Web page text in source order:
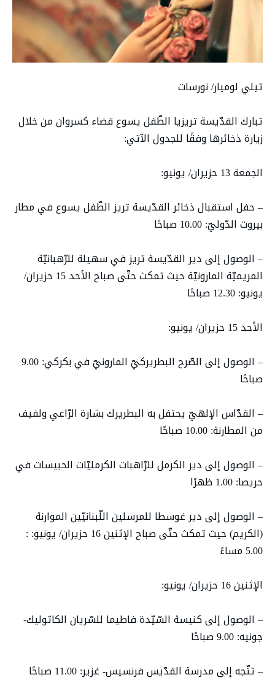
تيلي لوميار/ نورسات
تبارك القدّيسة تريزيا الطّفل يسوع قضاء كسروان من خلال
زيارة ذخائرها وفقًا للجدول الآتي:
الجمعة 13 حزيران/ يونيو:
– حفل استقبال ذخائر القدّيسة تريز الطّفل يسوع في مطار
بيروت الدّوليّ: 10.00 صباحًا
– الوصول إلى دير القدّيسة تريز في سهيلة للرّهبانيّة
المريميّة المارونيّة حيث تمكث حتّى صباح الأحد 15 حزيران/
يونيو: 12.30 صباحًا
الأحد 15 حزيران/ يونيو:
– الوصول إلى الصّرح البطريركيّ المارونيّ في بكركي: 9.00
صباحًا
– القدّاس الإلهيّ يحتفل به البطريرك بشارة الرّاعي ولفيف
من المطارنة: 10.00 صباحًا
– الوصول إلى دير الكرمل للرّاهبات الكرمليّات الحبيسات في
حريصا: 1.00 ظهرًا
– الوصول إلى دير غوسطا للمرسلين اللّبنانيّين الموارنة
(الكريم) حيث تمكث حتّى صباح الإثنين 16 حزيران/ يونيو: :
5.00 مساءً
الإثنين 16 حزيران/ يونيو:
– الوصول إلى كنيسة السّيّدة فاطيما للسّريان الكاثوليك-
جونيه: 9.00 صباحًا
– تتّجه إلى مدرسة القدّيس فرنسيس- غزير: 11.00 صباحًا